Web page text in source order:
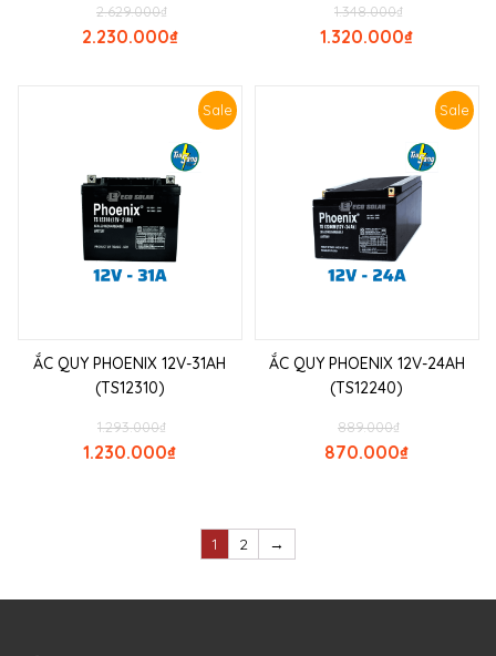
₫
2.629.000
₫
2.230.000
₫
1.348.000
₫
1.320.000
Sale
ẮC QUY PHOENIX 12V-31AH
(TS12310)
₫
1.293.000
₫
1.230.000
Sale
ẮC QUY PHOENIX 12V-24AH
(TS12240)
₫
889.000
₫
870.000
1 2 →